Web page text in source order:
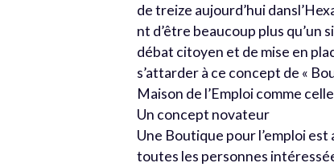
de treize aujourd’hui
nt d’être beaucoup plus qu’un
débat citoyen et de mise en
s’attarder à ce concept de «
Maison de l’Emploi comme
Un concept novateur
Une Boutique pour l’emploi
toutes les personnes